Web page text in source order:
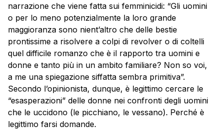
narrazione che viene fatta sui femminicidi: “Gli uomini
o per lo meno potenzialmente la loro grande
maggioranza sono nient’altro che delle bestie
prontissime a risolvere a colpi di revolver o di coltelli
quel difficile romanzo che è il rapporto tra uomini e
donne e tanto più in un ambito familiare? Non so voi,
a me una spiegazione siffatta sembra primitiva”.
Secondo l’opinionista, dunque, è legittimo cercare le
“esasperazioni” delle donne nei confronti degli uomini
che le uccidono (le picchiano, le vessano). Perché è
legittimo farsi domande.